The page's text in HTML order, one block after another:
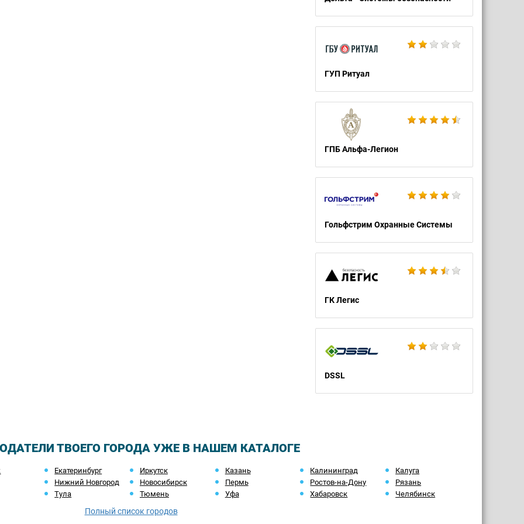
ГУП Ритуал
ГПБ Альфа-Легион
Гольфстрим Охранные Системы
ГК Легис
DSSL
ТВОЕГО ГОРОДА УЖЕ В НАШЕМ КАТАЛОГЕ
Екатеринбург Иркутск Казань Калининград
Калуга
Нижний Новгород
Новосибирск Пермь Ростов-на-Дону
Рязань
Тула
Тюмень Уфа Хабаровск Челябинск
Полный список городов